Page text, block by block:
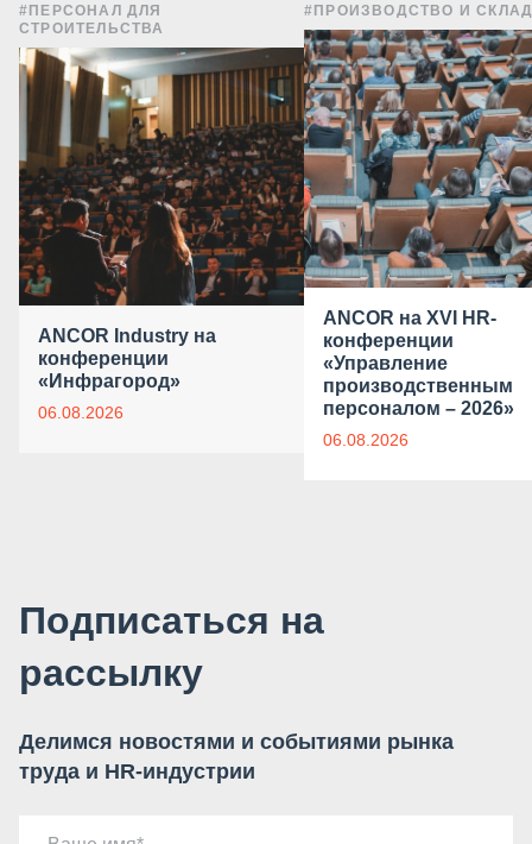
#ПЕРСОНАЛ ДЛЯ
СТРОИТЕЛЬСТВА
ANCOR Industry на
конференции
«Инфрагород»
06.08.2026
#ПРОИЗВОДСТВО И
ANCOR на XVI HR-
конференции
«Управление
производственным
персоналом – 2026»
06.08.2026
Подписаться на
рассылку
Делимся новостями и событиями рынка
труда и HR-индустрии